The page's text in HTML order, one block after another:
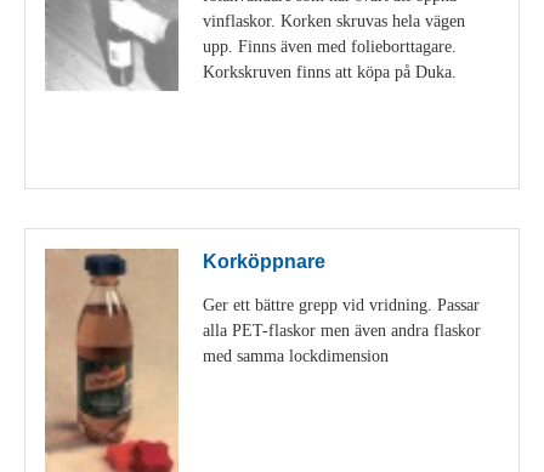
vinflaskor. Korken skruvas hela vägen
upp. Finns även med folieborttagare.
Korkskruven finns att köpa på Duka.
Korköppnare
Ger ett bättre grepp vid vridning. Passar
alla PET-flaskor men även andra flaskor
med samma lockdimension